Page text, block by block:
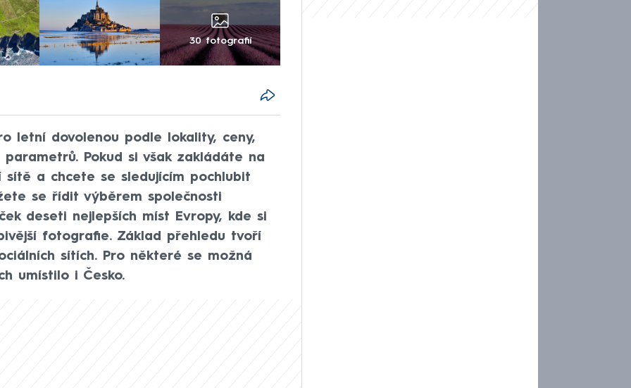
30 fotografií
letní dovolenou podle lokality, ceny,
Pokud si však zakládáte na
sítě a chcete se sledujícím pochlubit
se řídit výběrem společnosti
deseti nejlepších míst Evropy, kde si
fotografie. Základ přehledu tvoří
sítích. Pro některé se možná
umístilo i Česko.